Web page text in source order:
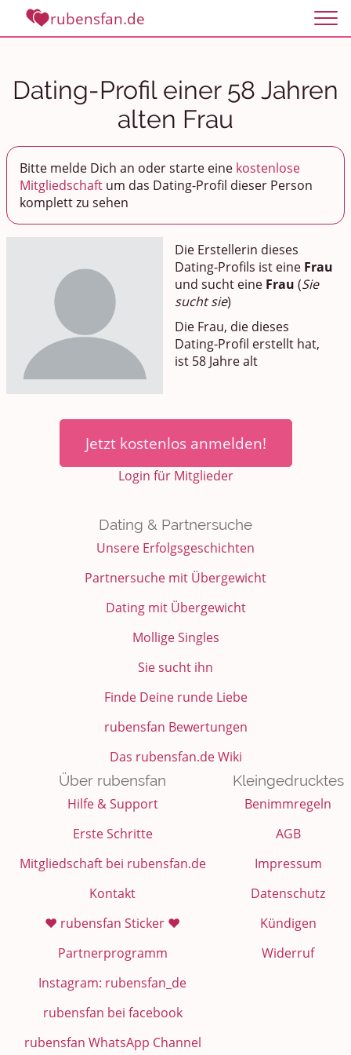
rubensfan.de
Dating-Profil einer 58 Jahren
alten Frau
Bitte melde Dich an oder starte eine kostenlose
Mitgliedschaft um das Dating-Profil dieser Person
komplett zu sehen
Die Erstellerin dieses
Dating-Profils ist eine Frau
und sucht eine Frau (Sie
sucht sie)
Die Frau, die dieses
Dating-Profil erstellt hat,
ist 58 Jahre alt
Jetzt kostenlos anmelden!
Login für Mitglieder
Dating & Partnersuche
Unsere Erfolgsgeschichten
Partnersuche mit Übergewicht
Dating mit Übergewicht
Mollige Singles
Sie sucht ihn
Finde Deine runde Liebe
rubensfan Bewertungen
Das rubensfan.de Wiki
Über rubensfan
Hilfe & Support
Erste Schritte
Mitgliedschaft bei rubensfan.de
Kontakt
❤️ rubensfan Sticker ❤️
Partnerprogramm
Instagram: rubensfan_de
rubensfan bei facebook
rubensfan WhatsApp Channel
Kleingedrucktes
Benimmregeln
AGB
Impressum
Datenschutz
Kündigen
Widerruf